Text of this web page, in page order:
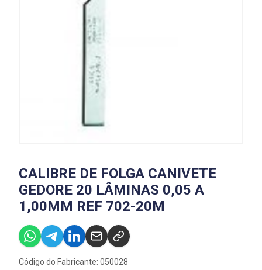
CALIBRE DE FOLGA CANIVETE
GEDORE 20 LÂMINAS 0,05 A
1,00MM REF 702-20M
Código do Fabricante: 050028